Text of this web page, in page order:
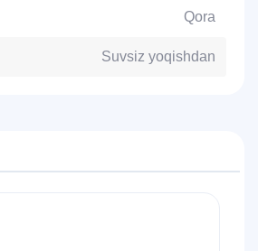
Qora
Suvsiz yoqishdan